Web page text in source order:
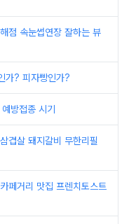
점 속눈썹연장 잘하는 뷰
가? 피자빵인가?
방접종 시기
겹살 돼지갈비 무한리필
페거리 맛집 프렌치토스트